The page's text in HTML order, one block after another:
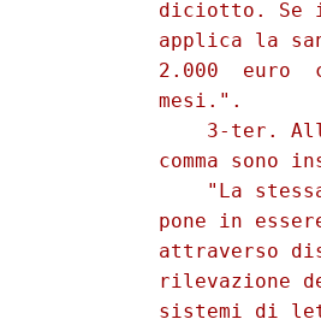
diciotto. Se
applica la
2.000  euro
          mesi.".
3-ter.
comma sono
"La
pone in
attraverso
rilevazione
sistemi di